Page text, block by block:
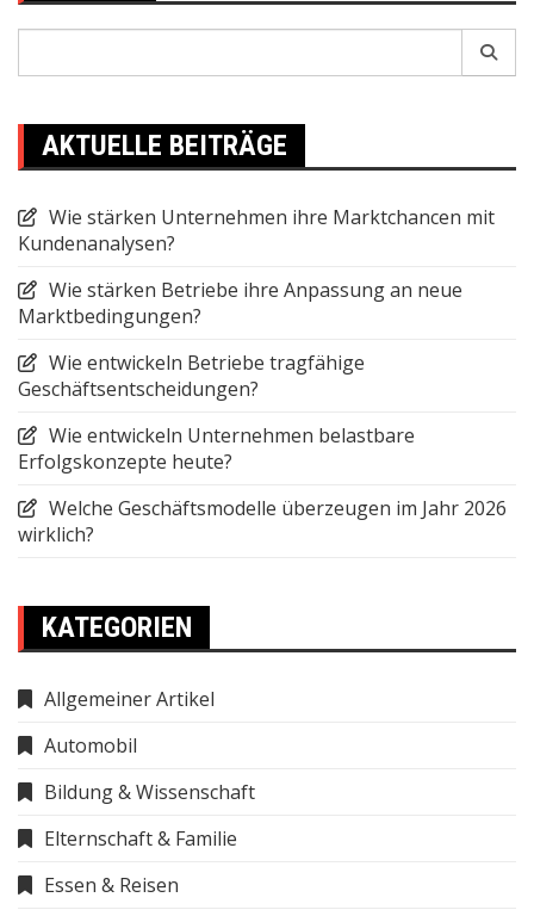
AKTUELLE BEITRÄGE
Wie stärken Unternehmen ihre Marktchancen mit
Kundenanalysen?
Wie stärken Betriebe ihre Anpassung an neue
Marktbedingungen?
Wie entwickeln Betriebe tragfähige
Geschäftsentscheidungen?
Wie entwickeln Unternehmen belastbare
Erfolgskonzepte heute?
Welche Geschäftsmodelle überzeugen im Jahr 2026
wirklich?
KATEGORIEN
Allgemeiner Artikel
Automobil
Bildung & Wissenschaft
Elternschaft & Familie
Essen & Reisen